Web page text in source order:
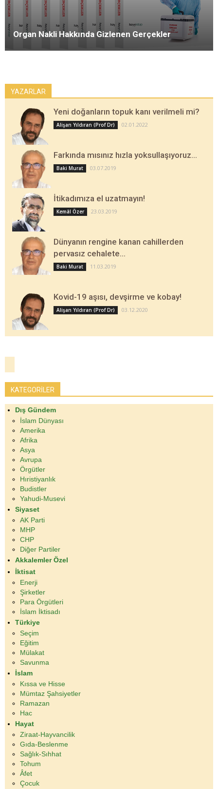
Organ Nakli Hakkında Gizlenen Gerçekler
YAZARLAR
Yeni doğanların topuk kanı verilmeli mi?
Alişan Yıldıran (Prof Dr) 02.01.2022
Farkında mısınız hızla yoksullaşıyoruz…
Baki Murat 03.07.2019
İtikadımıza el uzatmayın!
Kemâl Özer 23.03.2019
Dünyanın rengine kanan cahillerden
pervasız cehalete…
Baki Murat 11.03.2019
Kovid-19 aşısı, devşirme ve kobay!
Alişan Yıldıran (Prof Dr) 03.12.2020
KATEGORİLER
Dış Gündem
İslam Dünyası
Amerika
Afrika
Asya
Avrupa
Örgütler
Hıristiyanlık
Budistler
Yahudi-Musevi
Siyaset
AK Parti
MHP
CHP
Diğer Partiler
Akkalemler Özel
İktisat
Enerji
Şirketler
Para Örgütleri
İslam İktisadı
Türkiye
Seçim
Eğitim
Mülakat
Savunma
İslam
Kıssa ve Hisse
Mümtaz Şahsiyetler
Ramazan
Hac
Hayat
Ziraat-Hayvancilik
Gıda-Beslenme
Sağlık-Sıhhat
Tohum
Âfet
Çocuk